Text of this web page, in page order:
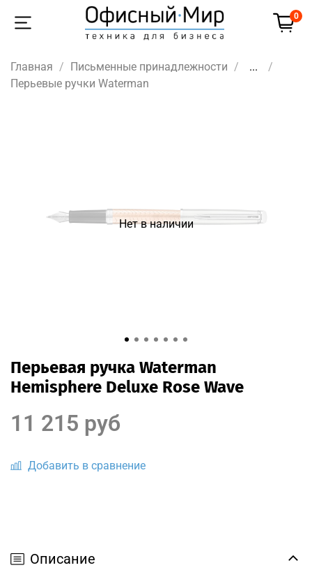
0
Главная Письменные принадлежности
...
Перьевые ручки Waterman
Нет в наличии
Перьевая ручка Waterman
Hemisphere Deluxe Rose Wave
Добавить в сравнение
11 215 руб
Описание